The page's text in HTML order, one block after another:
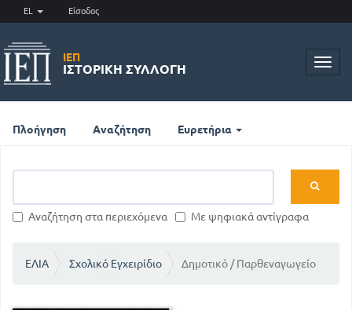
EL Είσοδος
ΙΕΠ
ΙΣΤΟΡΙΚΉ ΣΥΛΛΟΓΉ
Πλοήγηση Αναζήτηση Ευρετήρια
Αναζήτηση στα περιεχόμενα Με ψηφιακά αντίγραφα
ΕΛΙΑ Σχολικό Εγχειρίδιο Δημοτικό / Παρθεναγωγείο